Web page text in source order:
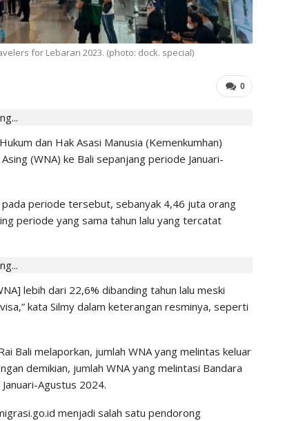
for Lebaran 2023. (photo: dock. special)
0
dan Hak Asasi Manusia (Kemenkumhan)
(WNA) ke Bali sepanjang periode Januari-
periode tersebut, sebanyak 4,46 juta orang
periode yang sama tahun lalu yang tercatat
lebih dari 22,6% dibanding tahun lalu meski
kata Silmy dalam keterangan resminya, seperti
Bali melaporkan, jumlah WNA yang melintas keluar
demikian, jumlah WNA yang melintasi Bandara
Agustus 2024.
menjadi salah satu pendorong
IHGMA Jul 13, 2026 0